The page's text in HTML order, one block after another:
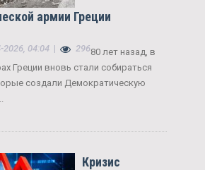
армии Греции
2026, 04:04 | 29680 лет назад, в
Греции вновь стали собираться
создали Демократическую
Кризис